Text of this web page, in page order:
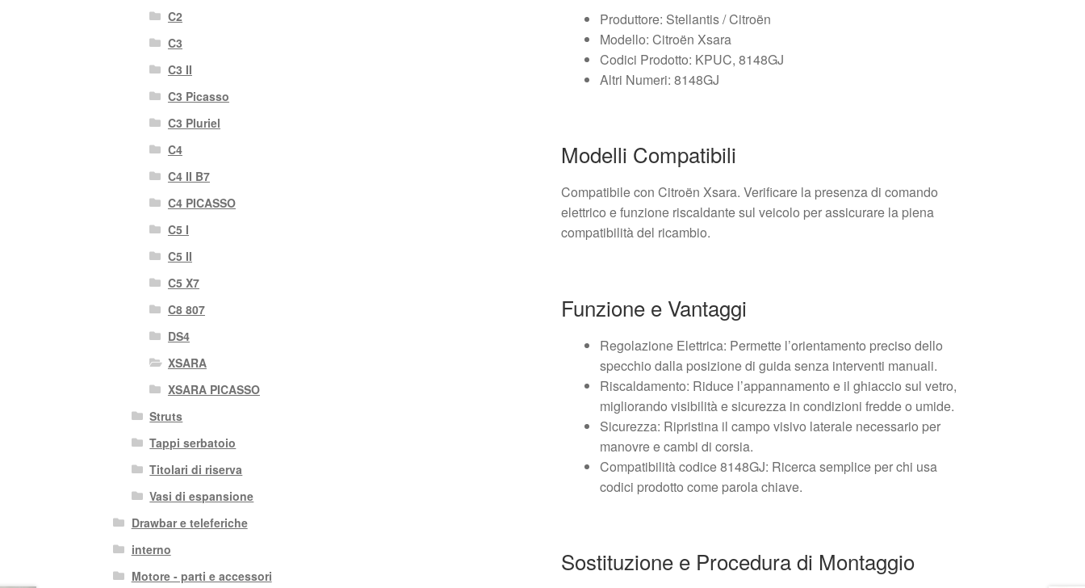
Produttore: Stellantis / Citroën
Modello: Citroën Xsara
Codici Prodotto: KPUC, 8148GJ
Altri Numeri: 8148GJ
Modelli Compatibili
Compatibile con Citroën Xsara. Verificare la presenza di comando
elettrico e funzione riscaldante sul veicolo per assicurare la piena
compatibilità del ricambio.
Funzione e Vantaggi
Regolazione Elettrica: Permette l’orientamento preciso dello
specchio dalla posizione di guida senza interventi manuali.
Riscaldamento: Riduce l’appannamento e il ghiaccio sul vetro,
migliorando visibilità e sicurezza in condizioni fredde o umide.
Sicurezza: Ripristina il campo visivo laterale necessario per
manovre e cambi di corsia.
Compatibilità codice 8148GJ: Ricerca semplice per chi usa
codici prodotto come parola chiave.
Sostituzione e Procedura di Montaggio
C2
C3
C3 II
C3 Picasso
C3 Pluriel
C4
C4 II B7
C4 PICASSO
C5 I
C5 II
C5 X7
C8 807
DS4
XSARA
XSARA PICASSO
Struts
Tappi serbatoio
Titolari di riserva
Vasi di espansione
Drawbar e teleferiche
interno
Motore - parti e accessori